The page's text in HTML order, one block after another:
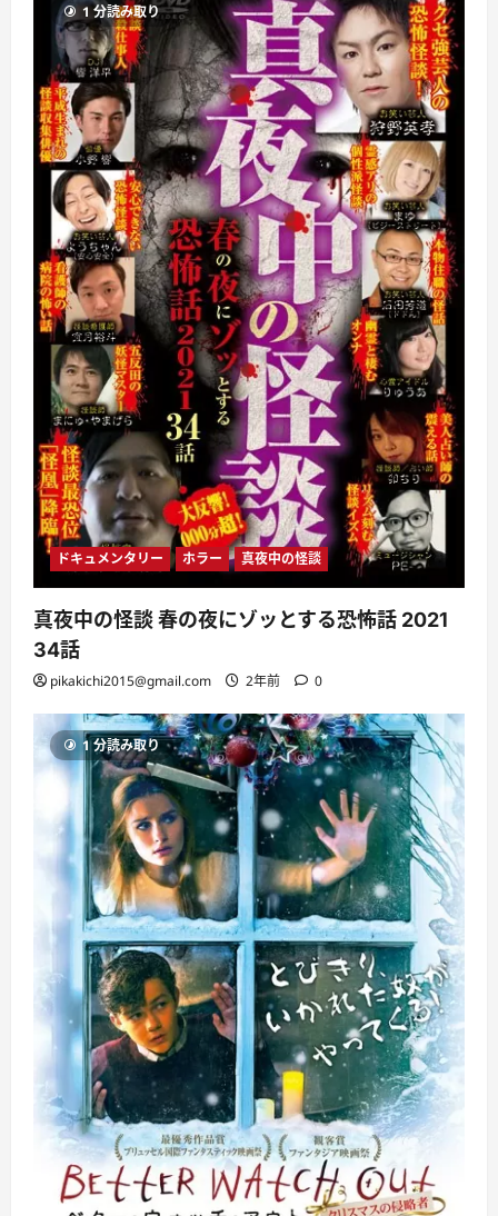
1 分読み取り
ドキュメンタリー ホラー 真夜中の怪談
真夜中の怪談 春の夜にゾッとする恐怖話 2021
34話
pikakichi2015@gmail.com 2年前 0
1 分読み取り